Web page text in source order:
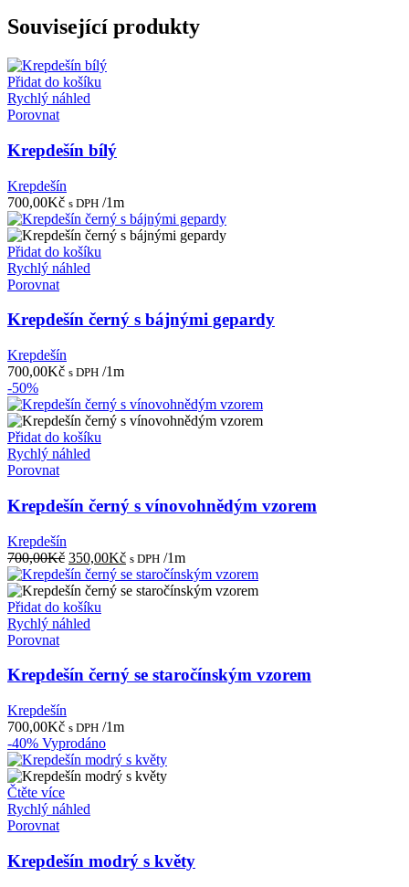
Související produkty
Přidat do košíku
Rychlý náhled
Porovnat
Krepdešín bílý
Krepdešín
700,00Kč s DPH /1m
Přidat do košíku
Rychlý náhled
Porovnat
Krepdešín černý s bájnými gepardy
Krepdešín
700,00Kč s DPH /1m
-50%
Přidat do košíku
Rychlý náhled
Porovnat
Krepdešín černý s vínovohnědým vzorem
Krepdešín
700,00Kč Původní
cena
byla:
700,00Kč.
350,00KčAktuální
cena
je:
s DPH /1m
Přidat do košíku
Rychlý náhled
Porovnat
Krepdešín černý se staročínským vzorem
Krepdešín
700,00Kč s DPH /1m
-40% Vyprodáno
Čtěte více
Rychlý náhled
Porovnat
Krepdešín modrý s květy